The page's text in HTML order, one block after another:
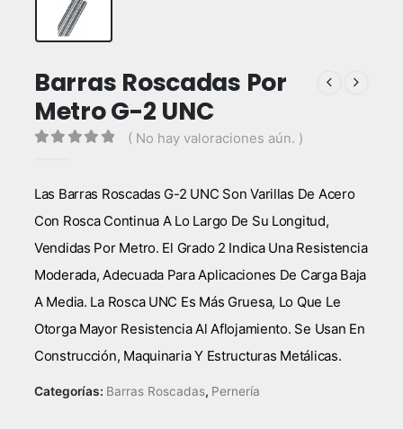
Barras Roscadas Por
Metro G-2 UNC
( No hay valoraciones aún. )
Las Barras Roscadas G-2 UNC Son Varillas De Acero
Con Rosca Continua A Lo Largo De Su Longitud,
Vendidas Por Metro. El Grado 2 Indica Una Resistencia
Moderada, Adecuada Para Aplicaciones De Carga Baja
A Media. La Rosca UNC Es Más Gruesa, Lo Que Le
Otorga Mayor Resistencia Al Aflojamiento. Se Usan En
Construcción, Maquinaria Y Estructuras Metálicas.
Categorías: Barras Roscadas, Pernería